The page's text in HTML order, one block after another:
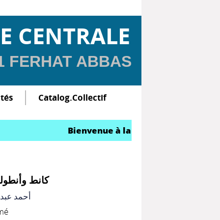
CENTRALE
FERHAT ABBAS
Catalog.Collectif
Bienvenue à la Bibliothèque Centrale
كانط
أحمد